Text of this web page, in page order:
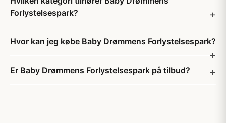
Forlystelsespark?
Hvor kan jeg købe Baby Drømmens Forlystelsespark?
Er Baby Drømmens Forlystelsespark på tilbud?